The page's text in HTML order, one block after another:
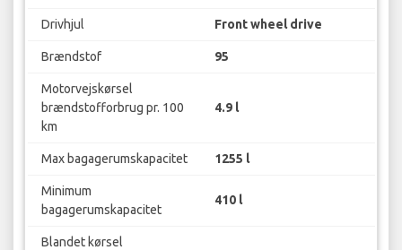
Drivhjul Front wheel drive
Brændstof 95
Motorvejskørsel
brændstofforbrug pr. 100
km
4.9 l
Max bagagerumskapacitet 1255 l
Minimum
bagagerumskapacitet
410 l
Blandet kørsel